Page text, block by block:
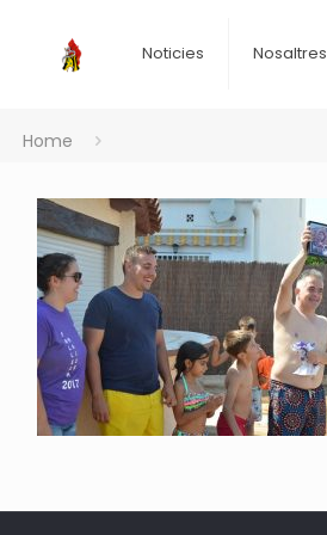
Noticies Nosaltres
Home